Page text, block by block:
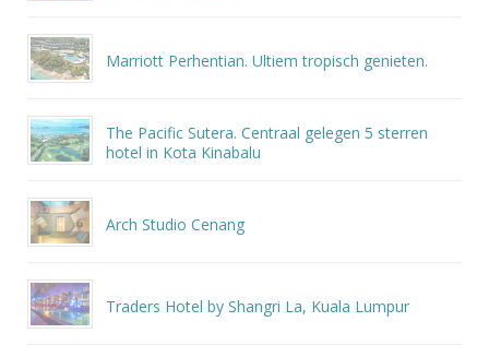
Marriott Perhentian. Ultiem tropisch genieten.
The Pacific Sutera. Centraal gelegen 5 sterren
hotel in Kota Kinabalu
Arch Studio Cenang
Traders Hotel by Shangri La, Kuala Lumpur